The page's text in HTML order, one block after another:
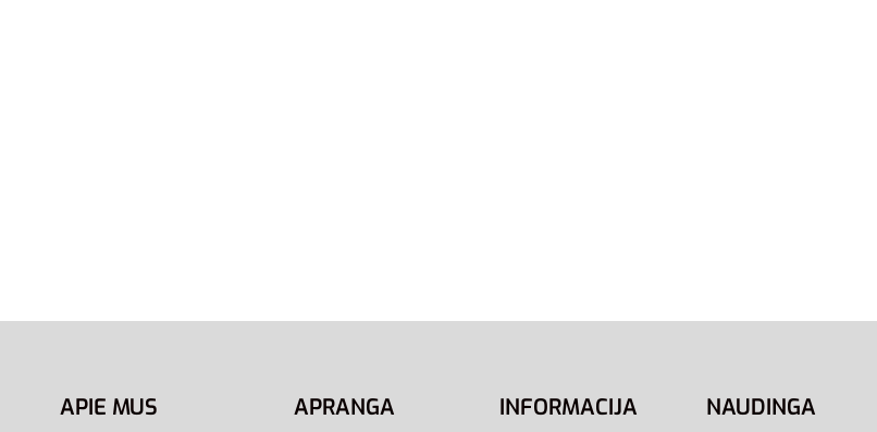
Į krepšelį Į krepšelį
APIE MUS APRANGA INFORMACIJA NAUDINGA